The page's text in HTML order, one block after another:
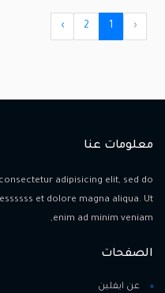
‹
1
2
›
معلومات عنا
adipisicing elit, sed do
et dolore magna aliqua. Ut
enim ad minim veniam,
الصفحات
عن ايفلين